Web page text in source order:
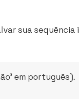
sua
em português).